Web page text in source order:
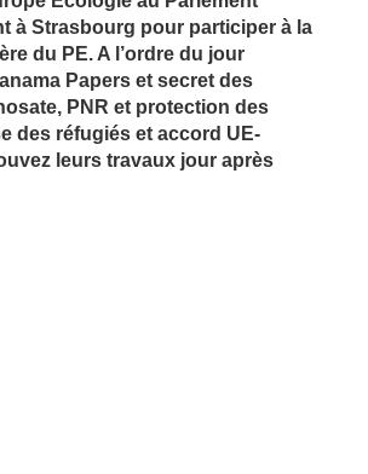
à Strasbourg pour participer à la
du PE. A l’ordre du jour
Papers et secret des
PNR et protection des
des réfugiés et accord UE-
leurs travaux jour après